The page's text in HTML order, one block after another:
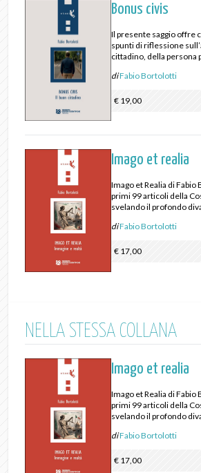
Bonus civis
Il presente saggio offre
spunti di riflessione
cittadino, della persona
diFabio Bortolotti
€ 19,00
Imago et realia
Imago et Realia di
primi 99 articoli della
svelando il profondo
diFabio Bortolotti
€ 17,00
NELLA STESSA COLLANA
Imago et realia
Imago et Realia di
primi 99 articoli della
svelando il profondo
diFabio Bortolotti
€ 17,00